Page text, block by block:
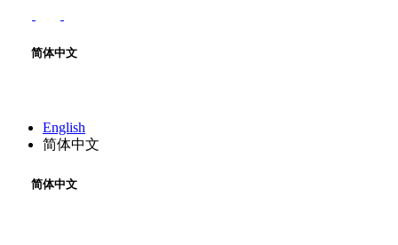
简体中文
English
简体中文
简体中文